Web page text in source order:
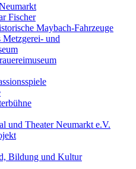
Fischer
Maybach-Fahrzeuge
Metzgerei- und
und Theater Neumarkt e.V.
Bildung und Kultur